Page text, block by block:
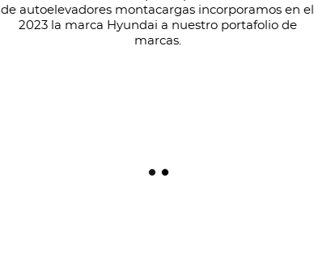
de autoelevadores montacargas incorporamos en el
2023 la marca Hyundai a nuestro portafolio de
marcas.